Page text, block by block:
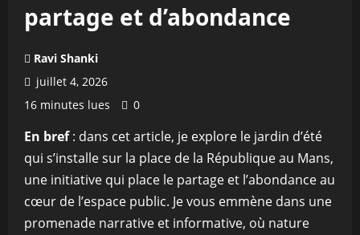
partage et d’abondance
Ravi Shanki
juillet 4, 2026
16 minutes lues
0
En bref: dans cet article, je explore le jardin d’été
qui s’installe sur la place de la République au Mans,
une initiative qui place le partage et l’abondance au
cœur de l’espace public. Je vous emmène dans une
promenade narrative et informative, où nature